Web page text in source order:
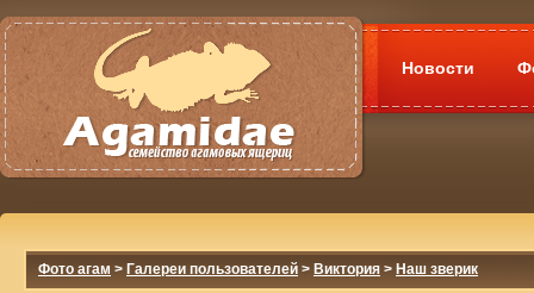
Новости
Фото агам > Галереи пользователей > Виктория > Наш зверик